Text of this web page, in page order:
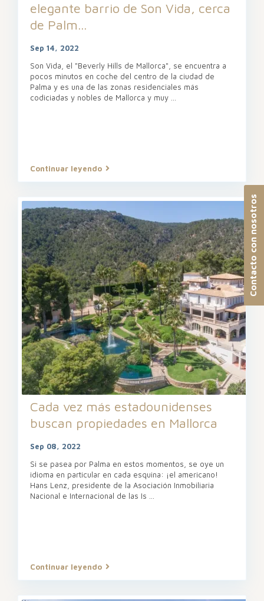
elegante barrio de Son Vida, cerca
de Palm...
Sep 14, 2022
Son Vida, el "Beverly Hills de Mallorca", se encuentra a
pocos minutos en coche del centro de la ciudad de
Palma y es una de las zonas residenciales más
codiciadas y nobles de Mallorca y muy
Continuar leyendo
Cada vez más estadounidenses
buscan propiedades en Mallorca
Sep 08, 2022
Si se pasea por Palma en estos momentos, se oye un
idioma en particular en cada esquina: ¡el americano!
Hans Lenz, presidente de la Asociación Inmobiliaria
Nacional e Internacional de las Is
Continuar leyendo
Contacto con nosotros